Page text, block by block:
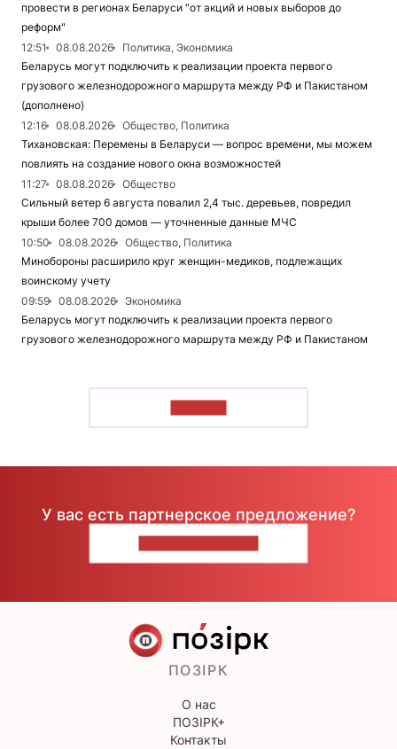
провести в регионах Беларуси "от акций и новых выборов до
реформ"
12:51
08.08.2026
Политика, Экономика
Беларусь могут подключить к реализации проекта первого
грузового железнодорожного маршрута между РФ и Пакистаном
(дополнено)
12:16
08.08.2026
Общество, Политика
Тихановская: Перемены в Беларуси — вопрос времени, мы можем
повлиять на создание нового окна возможностей
11:27
08.08.2026
Общество
Сильный ветер 6 августа повалил 2,4 тыс. деревьев, повредил
крыши более 700 домов — уточненные данные МЧС
10:50
08.08.2026
Общество, Политика
Минобороны расширило круг женщин-медиков, подлежащих
воинскому учету
09:59
08.08.2026
Экономика
Беларусь могут подключить к реализации проекта первого
грузового железнодорожного маршрута между РФ и Пакистаном
У вас есть партнерское предложение?
ПОЗІРК
О нас
ПОЗІРК+
Контакты